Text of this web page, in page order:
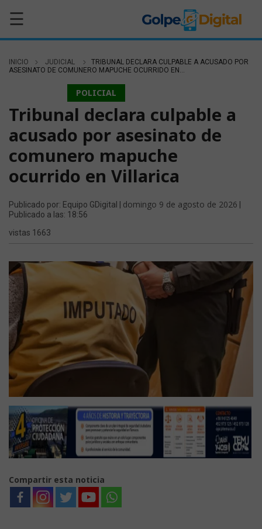
☰
INICIO JUDICIAL
TRIBUNAL DECLARA CULPABLE A ACUSADO POR
ASESINATO DE COMUNERO MAPUCHE OCURRIDO EN...
POLICIAL
Tribunal declara culpable a
acusado por asesinato de
comunero mapuche
ocurrido en Villarica
Publicado por: Equipo GDigital | domingo 9 de agosto de 2026
Publicado a las: 18:56
vistas 1663
Compartir esta noticia